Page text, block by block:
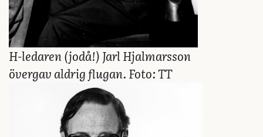
H-ledaren (jodå!) Jarl Hjalmarsson
övergav aldrig flugan. Foto: TT